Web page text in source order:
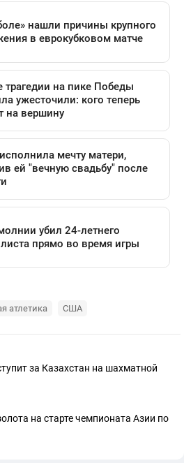
атлетика США
за Казахстан на шахматной
на старте чемпионата Азии по